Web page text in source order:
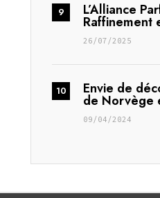
L’Alliance
Raffinement
26/07/2025
Envie de
de Norvège
09/04/2024